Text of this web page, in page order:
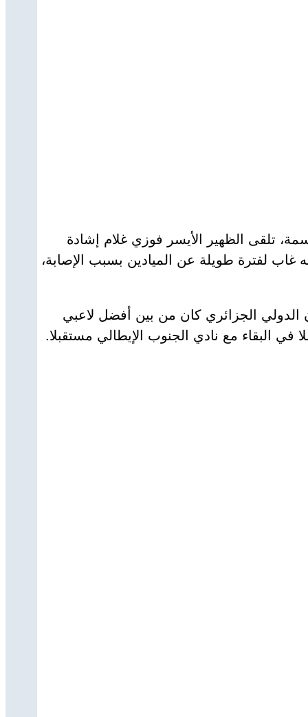
تلقى الظهير الأيسر فوزي غلام إشادة
غاب لفترة طويلة عن الميادين بسبب الإصابة،
الدولي الجزائري كان من بين أفضل لاعبي
البقاء مع نادي الجنوب الإيطالي مستقبلا.